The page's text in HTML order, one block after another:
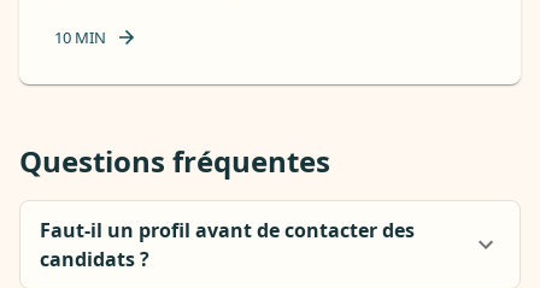
10 MIN
Questions fréquentes
Faut-il un profil avant de contacter des
candidats ?